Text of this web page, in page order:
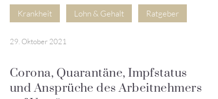
Arbeitsrecht
Krankheit Lohn & Gehalt Ratgeber
29. Oktober 2021
Corona, Quarantäne, Impfstatus
und Ansprüche des Arbeitnehmers